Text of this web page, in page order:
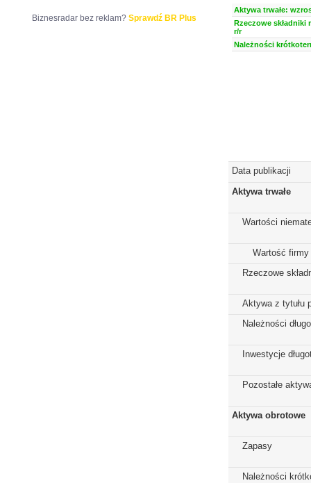
Aktywa trwałe:
Rzeczowe składniki
r/r
Należności
Data publikacji
Aktywa trwałe
Wartości
Wartość firmy
Rzeczowe
Aktywa z tytułu
Należności
Inwestycje
Pozostałe
Aktywa obrotowe
Zapasy
Należności
Biznesradar bez reklam? Sprawdź BR Plus